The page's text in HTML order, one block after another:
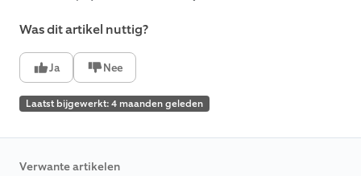
Was dit artikel nuttig?
Ja Nee
Laatst bijgewerkt: 4 maanden geleden
Verwante artikelen